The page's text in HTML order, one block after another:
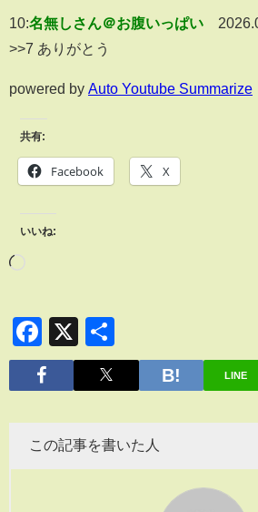
10:名無しさん＠お腹いっぱい
>>7 ありがとう
powered by Auto Youtube Summarize
共有:
Facebook X
いいね:
Facebook
X
有
LINE
この記事を書いた人